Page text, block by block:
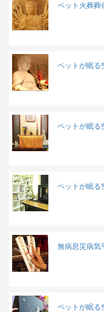
ペット火葬葬
ペットが眠る
ペットが眠る
ペットが眠る
無病息災病気
ペットが眠る